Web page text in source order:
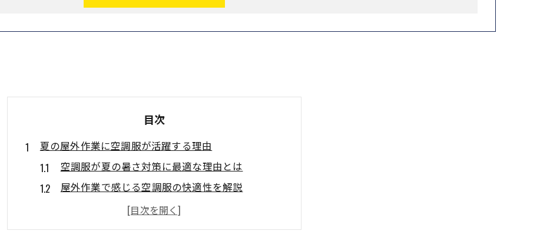
目次
夏の屋外作業に空調服が活躍する理由
空調服が夏の暑さ対策に最適な理由とは
屋外作業で感じる空調服の快適性を解説
空調服の導入で作業効率が大幅アップする仕組み
空調服が熱中症リスクを軽減する効果に注目